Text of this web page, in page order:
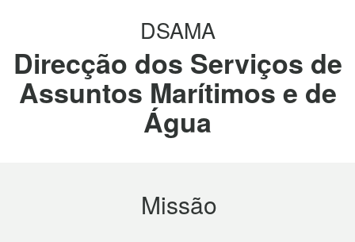
DSAMA
Direcção dos Serviços de
Assuntos Marítimos e de
Água
Missão